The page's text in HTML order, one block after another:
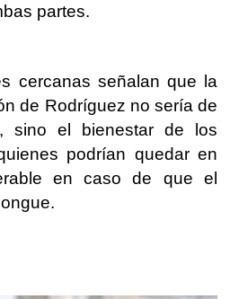
partes.
cercanas señalan que la
de Rodríguez no sería de
sino el bienestar de los
podrían quedar en
en caso de que el